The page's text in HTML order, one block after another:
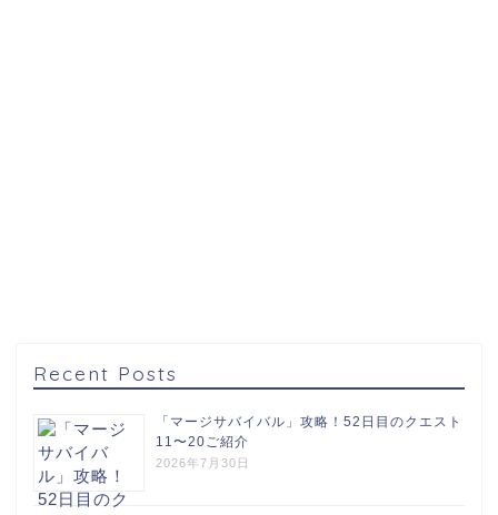
Recent Posts
「マージサバイバル」攻略！52日目のクエスト
11〜20ご紹介
2026年7月30日